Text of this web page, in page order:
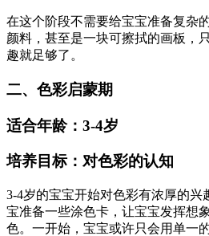
在这个阶段不需要给宝宝准备复杂
颜料，甚至是一块可擦拭的画板，
趣就足够了。
二、色彩启蒙期
适合年龄：3-4岁
培养目标：对色彩的认知
3-4岁的宝宝开始对色彩有浓厚的兴
宝准备一些涂色卡，让宝宝发挥想
色。一开始，宝宝或许只会用单一